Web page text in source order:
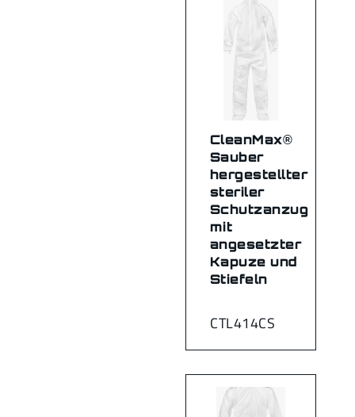
CTL414CS
CleanMax®
Sauber
hergestellter
steriler
Schutzanzug
mit
angesetzter
Kapuze und
Stiefeln